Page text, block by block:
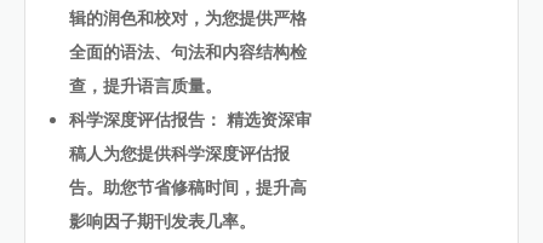
辑的润色和校对，为您提供严格
全面的语法、句法和内容结构检
查，提升语言质量。
科学深度评估报告： 精选资深审
稿人为您提供科学深度评估报
告。助您节省修稿时间，提升高
影响因子期刊发表几率。